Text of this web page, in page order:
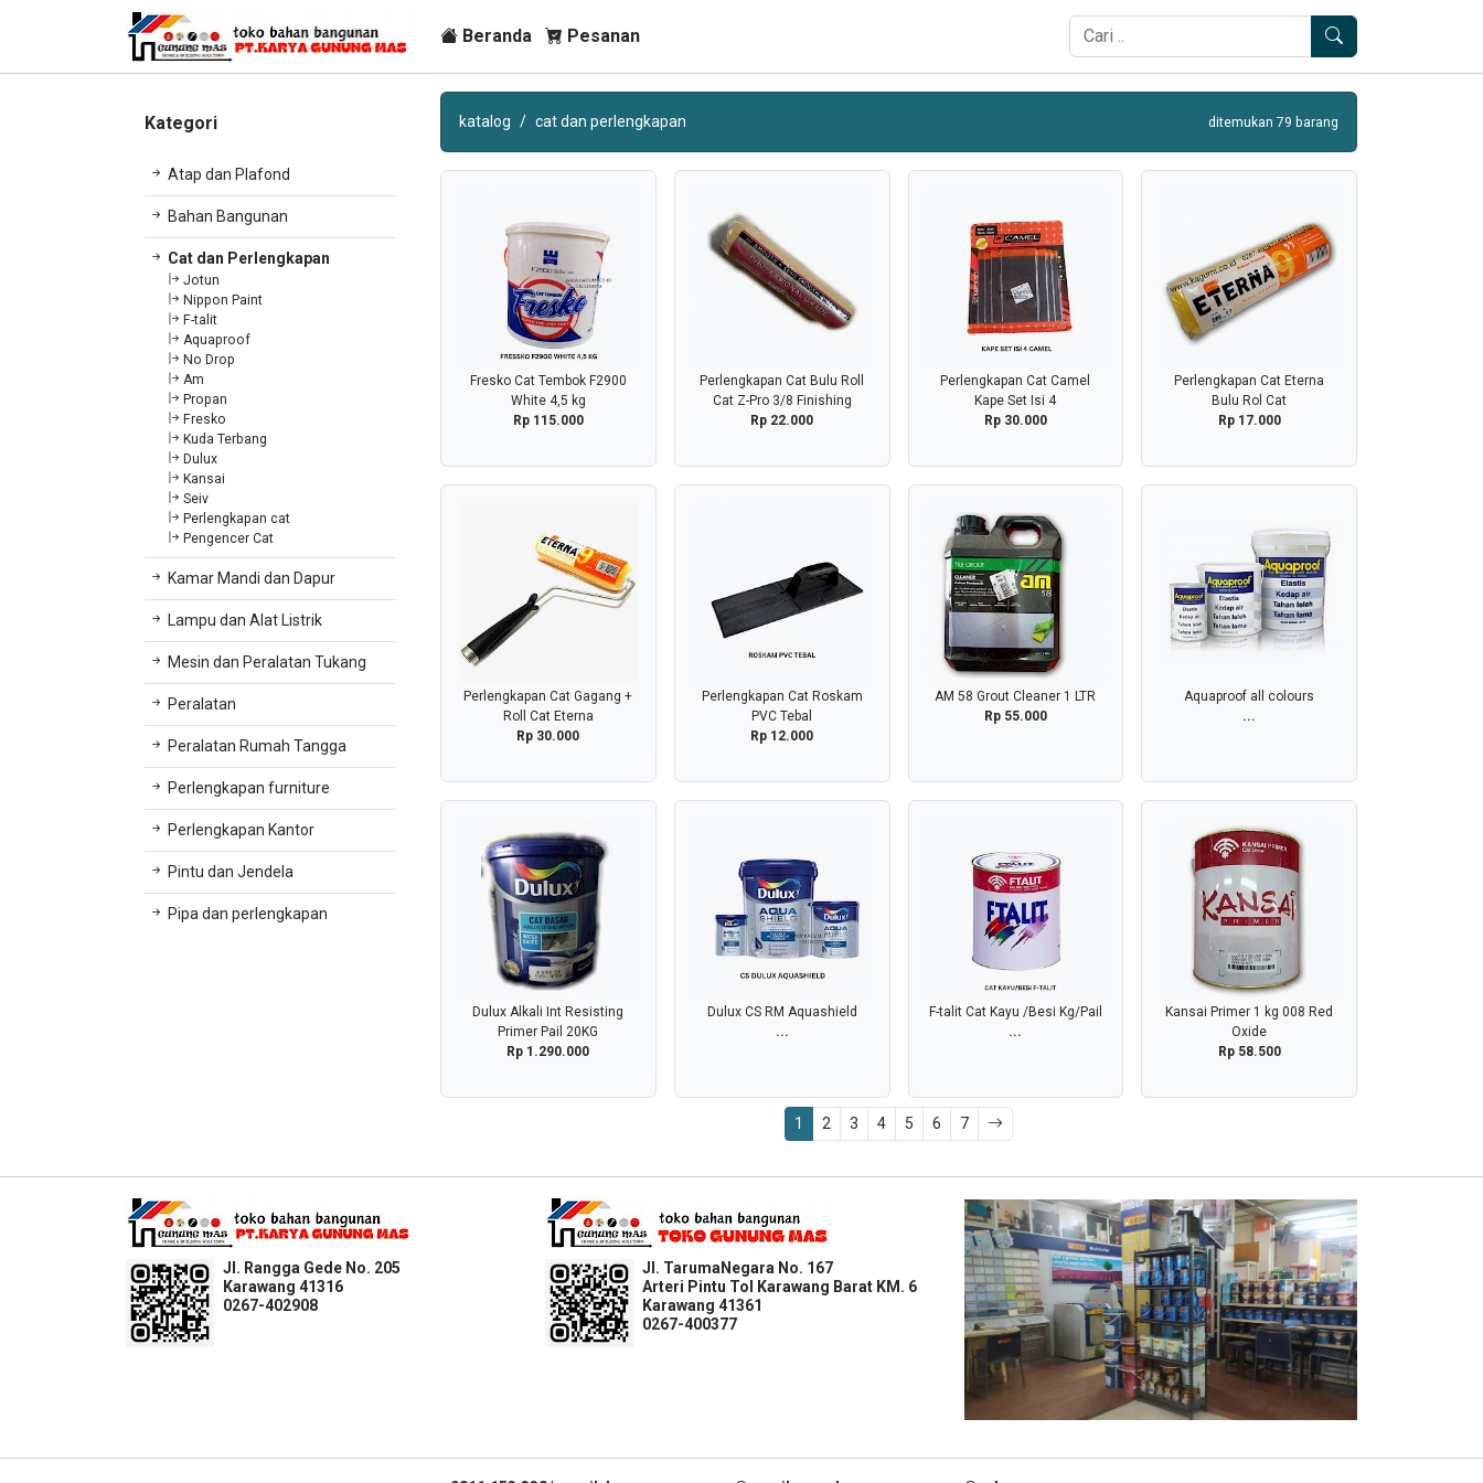
Beranda Pesanan
Kategori
Atap dan Plafond
Bahan Bangunan
Cat dan Perlengkapan
Jotun
Nippon Paint
F-talit
Aquaproof
No Drop
Am
Propan
Fresko
Kuda Terbang
Dulux
Kansai
Seiv
Perlengkapan cat
Pengencer Cat
Kamar Mandi dan Dapur
Lampu dan Alat Listrik
Mesin dan Peralatan Tukang
Peralatan
Peralatan Rumah Tangga
Perlengkapan furniture
Perlengkapan Kantor
Pintu dan Jendela
Pipa dan perlengkapan
katalog cat dan perlengkapan ditemukan 79 barang
Fresko Cat Tembok F2900
White 4,5 kg
Rp 115.000
Perlengkapan Cat Bulu Roll
Cat Z-Pro 3/8 Finishing
Rp 22.000
Perlengkapan Cat Camel
Kape Set Isi 4
Rp 30.000
Perlengkapan Cat Eterna
Bulu Rol Cat
Rp 17.000
Perlengkapan Cat Gagang +
Roll Cat Eterna
Rp 30.000
Perlengkapan Cat Roskam
PVC Tebal
Rp 12.000
AM 58 Grout Cleaner 1 LTR
Rp 55.000
Aquaproof all colours
...
Dulux Alkali Int Resisting
Primer Pail 20KG
Rp 1.290.000
Dulux CS RM Aquashield
...
F-talit Cat Kayu /Besi Kg/Pail
...
Kansai Primer 1 kg 008 Red
Oxide
Rp 58.500
1 2 3 4 5 6 7
Jl. Rangga Gede No. 205
Karawang 41316
0267-402908
Jl. TarumaNegara No. 167
Arteri Pintu Tol Karawang Barat KM. 6
Karawang 41361
0267-400377